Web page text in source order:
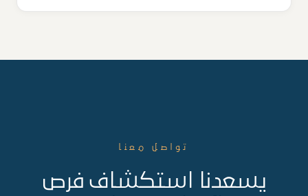
تواصل معنا
يسعدنا استكشاف فرص